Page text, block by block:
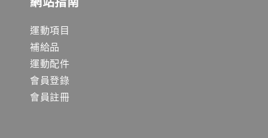
運動項目
補給品
運動配件
會員登錄
會員註冊